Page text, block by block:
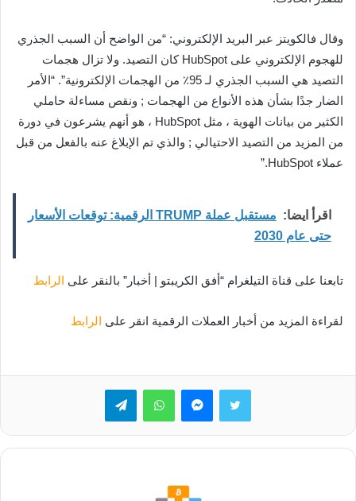
وقال فالكويتز عبر البريد الإلكتروني: “من الواضح أن السبب الجذري
للهجوم الإلكتروني على HubSpot كان التصيد. ولا تزال هجمات
التصيد هي السبب الجذري لـ 95٪ من الهجمات الإلكترونية”. “الأمر
الضار جدًا بشأن هذه الأنواع من الهجمات ; ونقص مساءلة حاملي
الكثير من بيانات الهوية ، مثل HubSpot ، هو أنهم يشرعون في دورة
من المزيد من التصيد الاحتيالي ; والذي تم الإبلاغ عنه بالفعل من قبل
عملاء HubSpot.”
اقرأ ايضا:
مستقبل عملة TRUMP الرقمية: توقعات الأسعار
حتى عام 2030
تابعنا على قناة التيلغرام “أفق الكريبتو | أخبار” بالنقر على الرابط
لقراءة المزيد من أخبار العملات الرقمية انقر على الرابط
تويتر ماسنجرواتساب تيلقرام